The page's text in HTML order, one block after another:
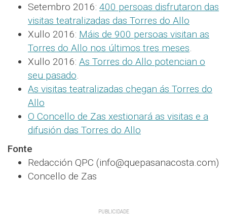
Setembro 2016: 400 persoas disfrutaron das
visitas teatralizadas das Torres do Allo
Xullo 2016: Máis de 900 persoas visitan as
Torres do Allo nos últimos tres meses.
Xullo 2016: As Torres do Allo potencian o
seu pasado.
As visitas teatralizadas chegan ás Torres do
Allo
O Concello de Zas xestionará as visitas e a
difusión das Torres do Allo
Fonte
Redacción QPC (info@quepasanacosta.com)
Concello de Zas